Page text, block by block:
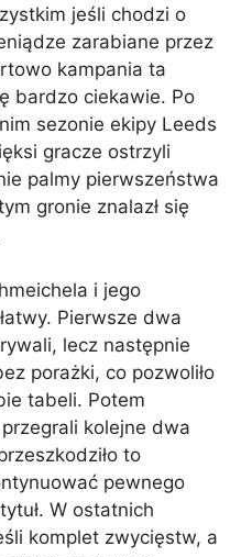
jeśli chodzi o
zarabiane przez
kampania ta
bardzo ciekawie. Po
sezonie ekipy Leeds
gracze ostrzyli
palmy pierwszeństwa
gronie znalazł się
i jego
Pierwsze dwa
lecz następnie
porażki, co pozwoliło
tabeli. Potem
kolejne dwa
to
pewnego
W ostatnich
komplet zwycięstw, a